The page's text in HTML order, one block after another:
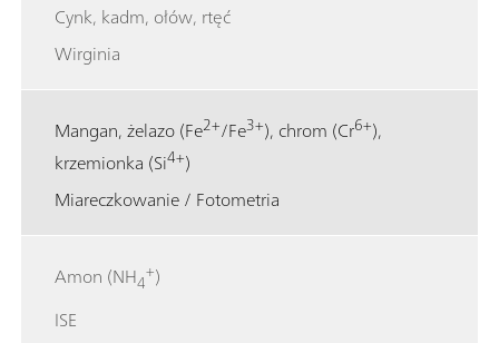
Cynk, kadm, ołów, rtęć
Wirginia
Mangan, żelazo (Fe2+/Fe3+), chrom (Cr6+),
krzemionka (Si4+)
Miareczkowanie / Fotometria
Amon (NH4+)
ISE